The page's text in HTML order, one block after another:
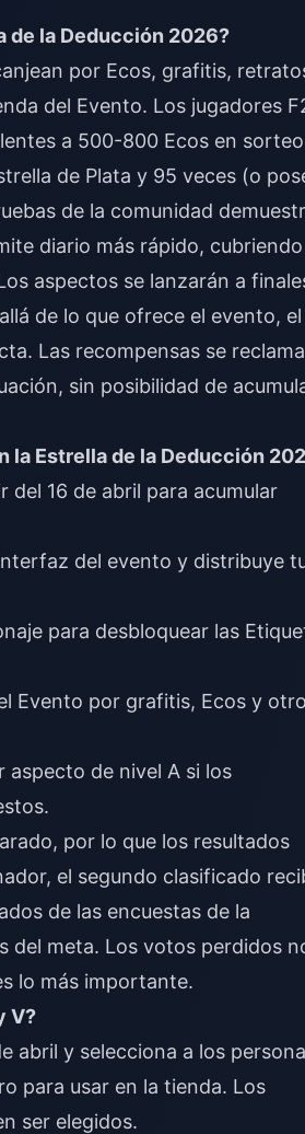
de la Deducción 2026?
por Ecos, grafitis,
del Evento. Los jugadores
a 500-800 Ecos en
de Plata y 95 veces (o
de la comunidad
diario más rápido,
aspectos se lanzarán a
de lo que ofrece el evento, el
Las recompensas se
sin posibilidad de
la Estrella de la Deducción
del 16 de abril para acumular
del evento y distribuye
para desbloquear las
Evento por grafitis, Ecos y
aspecto de nivel A si los
por lo que los resultados
el segundo clasificado
de las encuestas de la
del meta. Los votos perdidos
lo más importante.
V?
abril y selecciona a los
para usar en la tienda. Los
ser elegidos.